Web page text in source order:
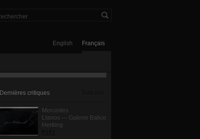
Français
English
Dernières critiques Tout voir
Mercedes
Llanos — Galerie Balice
Hertling